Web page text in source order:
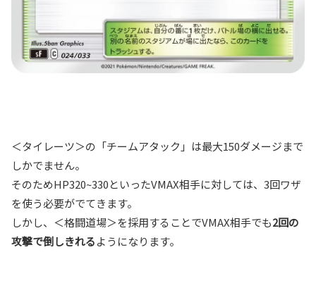
＜タイレーツ＞の「チームアタック」は最大150ダメージまで
しかでません。
そのためHP320~330といったVMAX相手に対しては、3回ワザ
を使う必要がでてきます。
しかし、＜格闘道場＞を採用することでVMAX相手でも2回の
攻撃で倒しきれるようになります。